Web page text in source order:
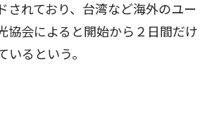
されており、台湾など海外のユー
協会によると開始から２日間だけ
いるという。